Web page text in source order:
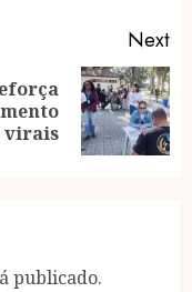
Next
virais
publicado.